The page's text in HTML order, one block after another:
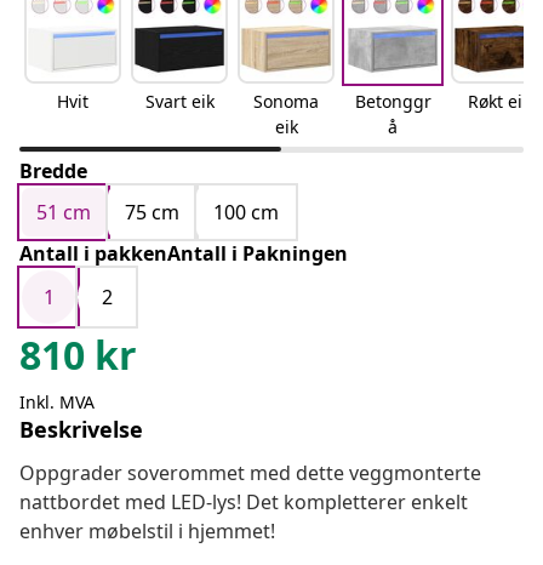
Hvit Svart eik
Sonoma
eik
Betonggr
å
Røkt eik
Bredde
51 cm
75 cm
100 cm
Antall i pakkenAntall i Pakningen
1
2
810 kr
Inkl. MVA
Beskrivelse
Oppgrader soverommet med dette veggmonterte
nattbordet med LED-lys! Det kompletterer enkelt
enhver møbelstil i hjemmet!